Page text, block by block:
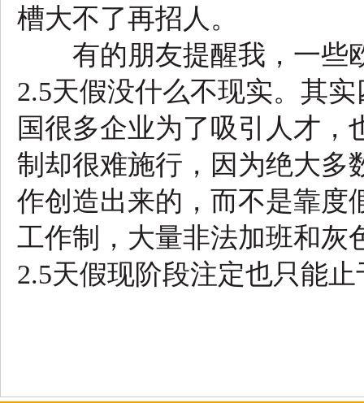
槽大不了再招人。
有的朋友提醒我，一些
2.5天假没什么不现实。其
国很多企业为了吸引人才
制却很难施行，因为绝大多
作创造出来的，而不是靠度
工作制，大量非法加班和灰
2.5天假现阶段注定也只能止